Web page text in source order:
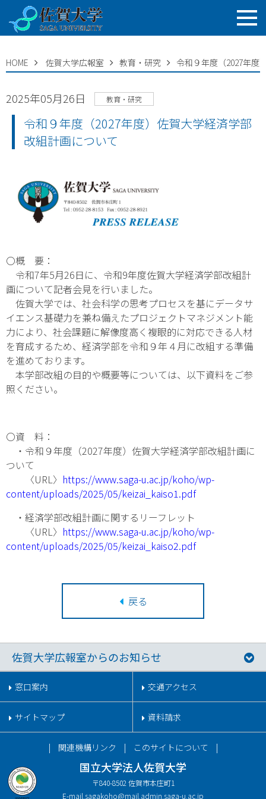
HOME 佐賀大学広報室 教育・研究 令和９年度（2027年度
2025年05月26日 教育・研究
令和９年度（2027年度）佐賀大学経済学部
改組計画について
〇概 要：
令和7年5月26日に、令和9年度佐賀大学経済学部改組計
画について記者会見を行いました。
佐賀大学では、社会科学の思考プロセスを基にデータサ
イエンス基礎力を兼ね備えたプロジェクトマネジメント能
力により、社会課題に解像度高く複眼的に対応できる人材
を育成するため、経済学部を令和９年４月に改組する準備
を進めております。
本学部改組の目的や概要等については、以下資料をご参
照ください。
〇資 料：
・令和９年度（2027年度）佐賀大学経済学部改組計画に
ついて
〈URL〉 https://www.saga-u.ac.jp/koho/wp-
content/uploads/2025/05/keizai_kaiso1.pdf
・経済学部改組計画に関するリーフレット
〈URL〉 https://www.saga-u.ac.jp/koho/wp-
content/uploads/2025/05/keizai_kaiso2.pdf
戻る
佐賀大学広報室からのお知らせ
窓口案内 交通アクセス
サイトマップ 資料請求
国立大学法人佐賀大学
〒840-8502 佐賀市本庄町1
E-mail. sagakoho@mail.admin.saga-u.ac.jp
関連機構リンク このサイトについて